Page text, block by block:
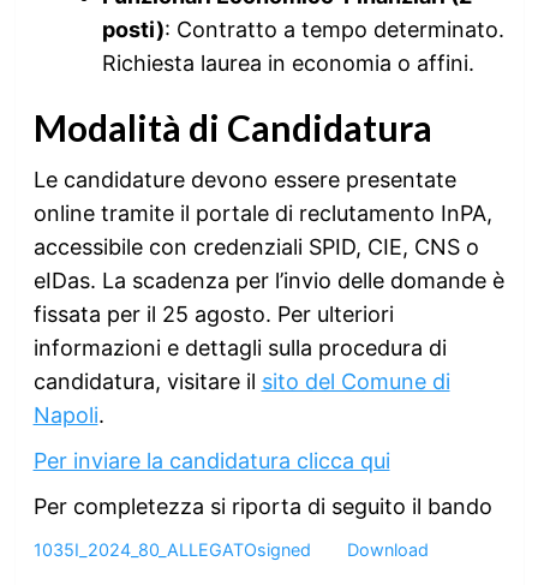
posti): Contratto a tempo determinato.
Richiesta laurea in economia o affini.
Modalità di Candidatura
Le candidature devono essere presentate
online tramite il portale di reclutamento InPA,
accessibile con credenziali SPID, CIE, CNS o
eIDas. La scadenza per l’invio delle domande è
fissata per il 25 agosto. Per ulteriori
informazioni e dettagli sulla procedura di
candidatura, visitare il sito del Comune di
Napoli.
Per inviare la candidatura clicca qui
Per completezza si riporta di seguito il bando
1035I_2024_80_ALLEGATOsigned Download